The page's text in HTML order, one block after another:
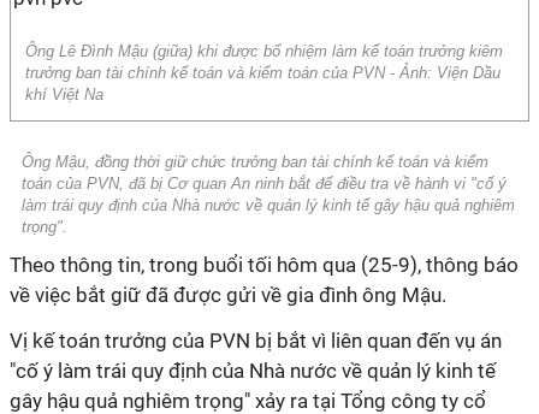
Ông Lê Đình Mậu (giữa) khi được bổ nhiệm làm kế toán trưởng kiêm
trưởng ban tài chính kế toán và kiểm toán của PVN - Ảnh: Viện Dầu
khí Việt Na
Ông Mậu, đồng thời giữ chức trưởng ban tài chính kế toán và kiểm
toán của PVN, đã bị Cơ quan An ninh bắt để điều tra về hành vi "cố ý
làm trái quy định của Nhà nước về quản lý kinh tế gây hậu quả nghiêm
trọng".
Theo thông tin, trong buổi tối hôm qua (25-9), thông báo
về việc bắt giữ đã được gửi về gia đình ông Mậu.
Vị kế toán trưởng của PVN bị bắt vì liên quan đến vụ án
"cố ý làm trái quy định của Nhà nước về quản lý kinh tế
gây hậu quả nghiêm trọng" xảy ra tại Tổng công ty cổ